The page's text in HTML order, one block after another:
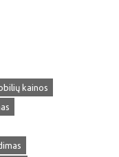
kainos